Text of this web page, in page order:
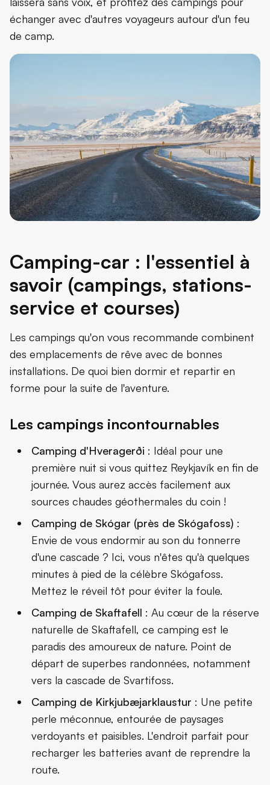
échanger avec d'autres voyageurs autour d'un feu
de camp.
Camping-car : l'essentiel à
savoir (campings, stations-
service et courses)
Les campings qu'on vous recommande combinent
des emplacements de rêve avec de bonnes
installations. De quoi bien dormir et repartir en
forme pour la suite de l'aventure.
Les campings incontournables
Camping d'Hveragerði : Idéal pour une
première nuit si vous quittez Reykjavík en fin de
journée. Vous aurez accès facilement aux
sources chaudes géothermales du coin !
Camping de Skógar (près de Skógafoss) :
Envie de vous endormir au son du tonnerre
d'une cascade ? Ici, vous n'êtes qu'à quelques
minutes à pied de la célèbre Skógafoss.
Mettez le réveil tôt pour éviter la foule.
Camping de Skaftafell : Au cœur de la réserve
naturelle de Skaftafell, ce camping est le
paradis des amoureux de nature. Point de
départ de superbes randonnées, notamment
vers la cascade de Svartifoss.
Camping de Kirkjubæjarklaustur : Une petite
perle méconnue, entourée de paysages
verdoyants et paisibles. L'endroit parfait pour
recharger les batteries avant de reprendre la
route.